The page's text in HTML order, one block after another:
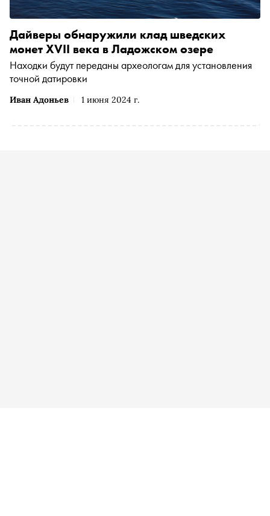
Иван Адоньев 1 июня 2024 г.
Дайверы обнаружили клад шведских
монет XVII века в Ладожском озере
Находки будут переданы археологам для установления
точной датировки